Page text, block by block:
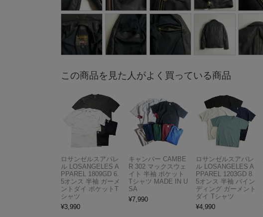
この商品を見た人がよく買っている商品
ロサンゼルスアパレ
ル LOSANGELES A
PPAREL 1809GD 6.
5オンス 半袖 ガーメ
ントダイ ポケットT
シャツ
¥3,990
キャンバー CAMBE
R 302 マックスウェ
イト 半袖 ポケット
Tシャツ MADE IN U
SA
¥7,990
ロサンゼルスアパレ
ル LOSANGELES A
PPAREL 1203GD 8.
5オンス 半袖 バイン
ディング ガーメント
ダイ Tシャツ
¥4,990